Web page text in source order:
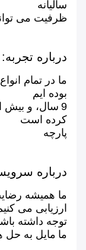
سالیانه
ظرفیت می تواند بیش از 20
درباره تجربه:
ما در تمام
بوده ایم
9
کرده است
پارچه
درباره
ما همیشه
ارزیابی می
توجه داشته
ما مایل به حل